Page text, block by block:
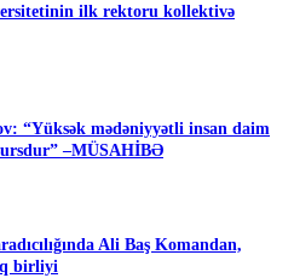
ilk rektoru kollektivə
“Yüksək mədəniyyətli insan daim
–MÜSAHİBƏ
Ali Baş Komandan,
birliyi